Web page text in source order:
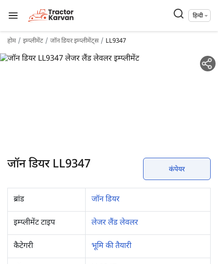
हिन्दी
होम इम्प्लीमेंट जॉन डियर इम्प्लीमेंट्स LL9347
जॉन डियर LL9347 कंपेयर
ब्रांड जॉन डियर
इम्प्लीमेंट टाइप लेजर लैंड लेवलर
कैटेगरी भूमि की तैयारी